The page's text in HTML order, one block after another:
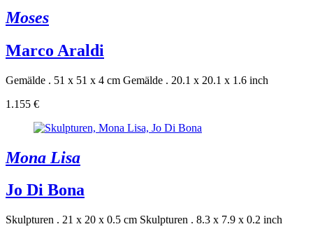
Moses
Marco Araldi
Gemälde . 51 x 51 x 4 cm Gemälde . 20.1 x 20.1 x 1.6 inch
1.155 €
Mona Lisa
Jo Di Bona
Skulpturen . 21 x 20 x 0.5 cm Skulpturen . 8.3 x 7.9 x 0.2 inch